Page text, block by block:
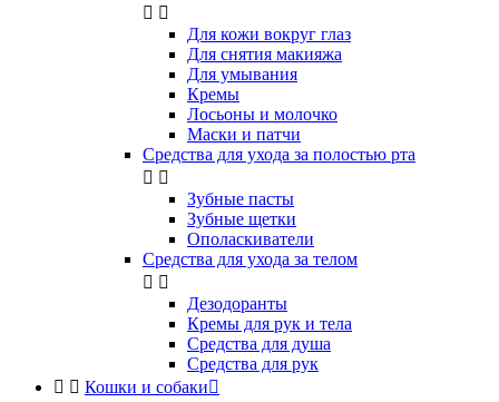
 
Для кожи вокруг глаз
Для снятия макияжа
Для умывания
Кремы
Лосьоны и молочко
Маски и патчи
Средства для ухода за полостью рта
 
Зубные пасты
Зубные щетки
Ополаскиватели
Средства для ухода за телом
 
Дезодоранты
Кремы для рук и тела
Средства для душа
Средства для рук
  Кошки и собаки